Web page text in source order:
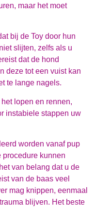
maar het moet
bij de Toy door hun
slijten, zelfs als u
dat de hond
deze tot een vuist kan
te lange nagels.
lopen en rennen,
instabiele stappen uw
worden vanaf pup
procedure kunnen
van belang dat u de
van de baas veel
mag knippen, eenmaal
blijven. Het beste